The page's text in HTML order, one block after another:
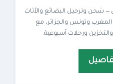
وترحيل البضائع والأثاث
وتونس والجزائر، مع
ورحلات أسبوعية.